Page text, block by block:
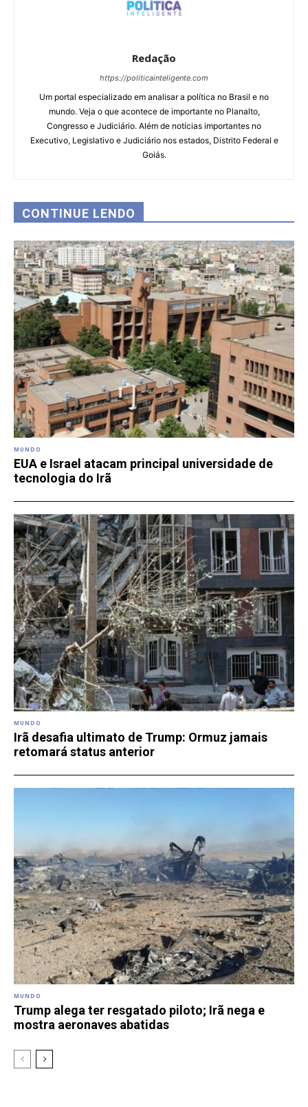
Redação
https://politicainteligente.com
Um portal especializado em analisar a política no Brasil e no
mundo. Veja o que acontece de importante no Planalto,
Congresso e Judiciário. Além de notícias importantes no
Executivo, Legislativo e Judiciário nos estados, Distrito Federal e
Goiás.
CONTINUE LENDO
MUNDO
EUA e Israel atacam principal universidade de
tecnologia do Irã
MUNDO
Irã desafia ultimato de Trump: Ormuz jamais
retomará status anterior
MUNDO
Trump alega ter resgatado piloto; Irã nega e
mostra aeronaves abatidas